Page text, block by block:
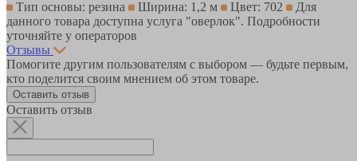
Тип основы: резина
Ширина: 1,2 м Цвет: 702
Для
данного товара доступна услуга "оверлок". Подробности
уточняйте у операторов
Отзывы
Помогите другим пользователям с выбором — будьте первым,
кто поделится своим мнением об этом товаре.
Оставить отзыв
Оставить отзыв